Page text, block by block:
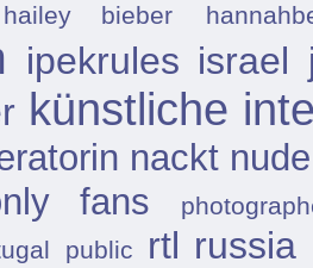
hailey bieber
ipekrules israel
künstliche
nackt nude
fans
public rtl russia